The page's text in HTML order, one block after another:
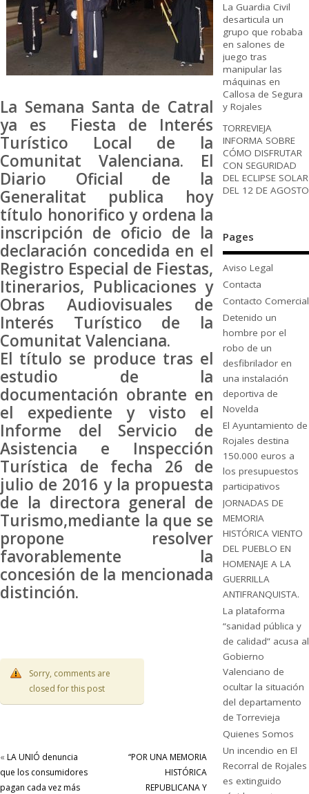
La Semana Santa de Catral
ya es Fiesta de Interés
Turístico Local de la
Comunitat Valenciana. El
Diario Oficial de la
Generalitat publica hoy
título honorifico y ordena la
inscripción de oficio de la
declaración concedida en el
Registro Especial de Fiestas,
Itinerarios, Publicaciones y
Obras Audiovisuales de
Interés Turístico de la
Comunitat Valenciana.
El título se produce tras el
estudio de la
documentación obrante en
el expediente y visto el
Informe del Servicio de
Asistencia e Inspección
Turística de fecha 26 de
julio de 2016 y la propuesta
de la directora general de
Turismo,mediante la que se
propone resolver
favorablemente la
concesión de la mencionada
distinción.
Sorry, comments are
closed for this post
« LA UNIÓ denuncia
que los consumidores
pagan cada vez más
“POR UNA MEMORIA
HISTÓRICA
REPUBLICANA Y
La Guardia Civil
desarticula un
grupo que robaba
en salones de
juego tras
manipular las
máquinas en
Callosa de Segura
y Rojales
TORREVIEJA
INFORMA SOBRE
CÓMO DISFRUTAR
CON SEGURIDAD
DEL ECLIPSE SOLAR
DEL 12 DE AGOSTO
Pages
Aviso Legal
Contacta
Contacto Comercial
Detenido un
hombre por el
robo de un
desfibrilador en
una instalación
deportiva de
Novelda
El Ayuntamiento de
Rojales destina
150.000 euros a
los presupuestos
participativos
JORNADAS DE
MEMORIA
HISTÓRICA VIENTO
DEL PUEBLO EN
HOMENAJE A LA
GUERRILLA
ANTIFRANQUISTA.
La plataforma
“sanidad pública y
de calidad” acusa al
Gobierno
Valenciano de
ocultar la situación
del departamento
de Torrevieja
Quienes Somos
Un incendio en El
Recorral de Rojales
es extinguido